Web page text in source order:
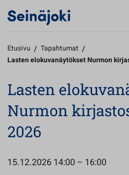
Etusivu / Tapahtumat /
Lasten elokuvanäytökset Nurmon
Lasten
Nurmon
2026
15.12.202614:00 – 16:00